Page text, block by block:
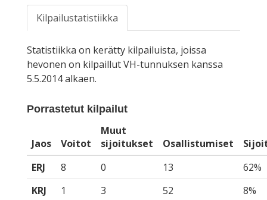
Kilpailustatistiikka
Statistiikka on kerätty kilpailuista, joissa
hevonen on kilpaillut VH-tunnuksen kanssa
5.5.2014 alkaen.
Porrastetut kilpailut
Jaos Voitot
Muut
sijoitukset
Osallistumiset
ERJ
8 0 13
62%
KRJ
1 3 52
8%